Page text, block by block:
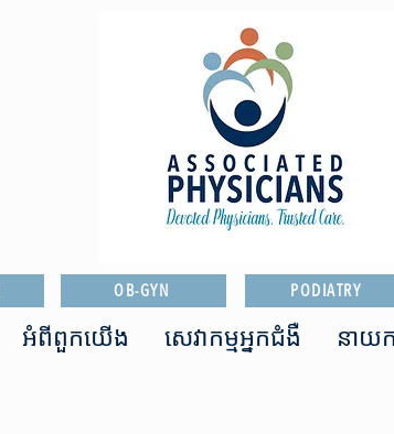
OB-GYN PODIATRY
អំពី​ពួក​យើង សេវាកម្មអ្នកជំងឺ នាយក